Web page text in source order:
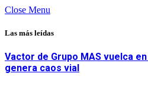
Close Menu
Las más leídas
Vactor de Grupo MAS vuelca
genera caos vial